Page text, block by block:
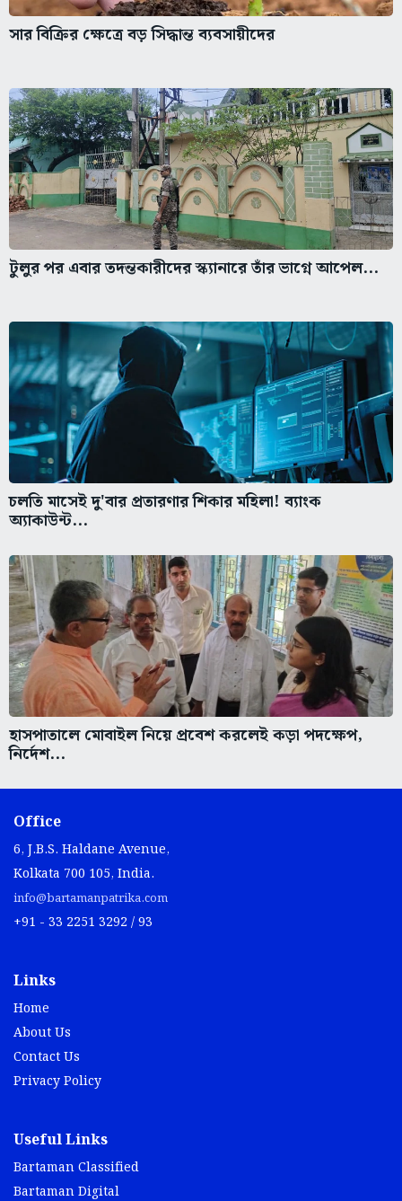
সার বিক্রির ক্ষেত্রে বড় সিদ্ধান্ত ব্যবসায়ীদের
টুলুর পর এবার তদন্তকারীদের স্ক্যানারে তাঁর ভাগ্নে আপেল...
চলতি মাসেই দু'বার প্রতারণার শিকার মহিলা! ব্যাংক
অ্যাকাউন্ট...
হাসপাতালে মোবাইল নিয়ে প্রবেশ করলেই কড়া পদক্ষেপ,
নির্দেশ...
Office
6, J.B.S. Haldane Avenue,
Kolkata 700 105, India.
info@bartamanpatrika.com
+91 - 33 2251 3292 / 93
Links
Home
About Us
Contact Us
Privacy Policy
Useful Links
Bartaman Classified
Bartaman Digital